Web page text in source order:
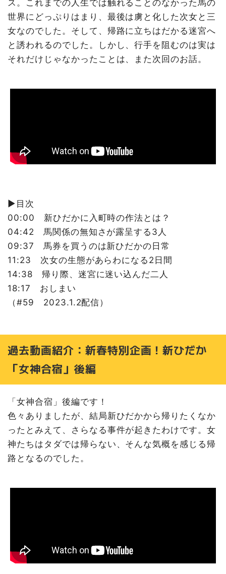
ス。これまでの人生では触れることのなかった馬の
世界にどっぷりはまり、最後は虜と化した次女と三
女なのでした。そして、帰路に立ちはだかる迷宮へ
と誘われるのでした。しかし、行手を阻むのは実は
それだけじゃなかったことは、また次回のお話。
▶️目次
00:00 新ひだかに入町時の作法とは？
04:42 馬関係の無知さが露呈する3人
09:37 馬券を買うのは新ひだかの日常
11:23 次女の生態があらわになる2日間
14:38 帰り際、迷宮に迷い込んだ二人
18:17 おしまい
（#59 2023.1.2配信）
過去動画紹介：新春特別企画！新ひだか
「女神合宿」後編
「女神合宿」後編です！
色々ありましたが、結局新ひだかから帰りたくなか
ったとみえて、さらなる事件が起きたわけです。女
神たちはタダでは帰らない、そんな気概を感じる帰
路となるのでした。